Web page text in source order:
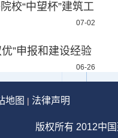
校“中望杯”建筑工
07-02
”申报和建设经验
06-26
地图 | 法律声明
版权所有 2012中